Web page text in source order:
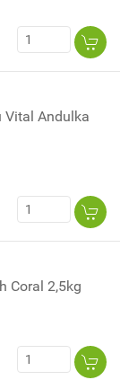
Vital Andulka
Coral 2,5kg